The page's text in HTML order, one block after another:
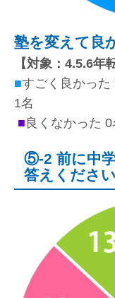
塾を変えて良
【対象：4.5.6年
■すごく良かっ
1名
■ 良くなかった
⑤-2 前に中
答えください